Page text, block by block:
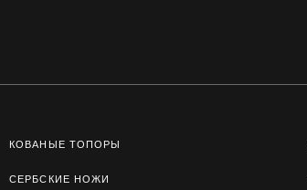
КОВАНЫЕ ТОПОРЫ
СЕРБСКИЕ НОЖИ